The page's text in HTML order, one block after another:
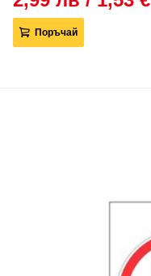
Поръчай